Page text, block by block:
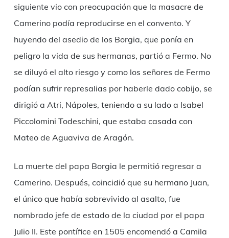
siguiente vio con preocupación que la masacre de
Camerino podía reproducirse en el convento. Y
huyendo del asedio de los Borgia, que ponía en
peligro la vida de sus hermanas, partió a Fermo. No
se diluyó el alto riesgo y como los señores de Fermo
podían sufrir represalias por haberle dado cobijo, se
dirigió a Atri, Nápoles, teniendo a su lado a Isabel
Piccolomini Todeschini, que estaba casada con
Mateo de Aguaviva de Aragón.
La muerte del papa Borgia le permitió regresar a
Camerino. Después, coincidió que su hermano Juan,
el único que había sobrevivido al asalto, fue
nombrado jefe de estado de la ciudad por el papa
Julio II. Este pontífice en 1505 encomendó a Camila